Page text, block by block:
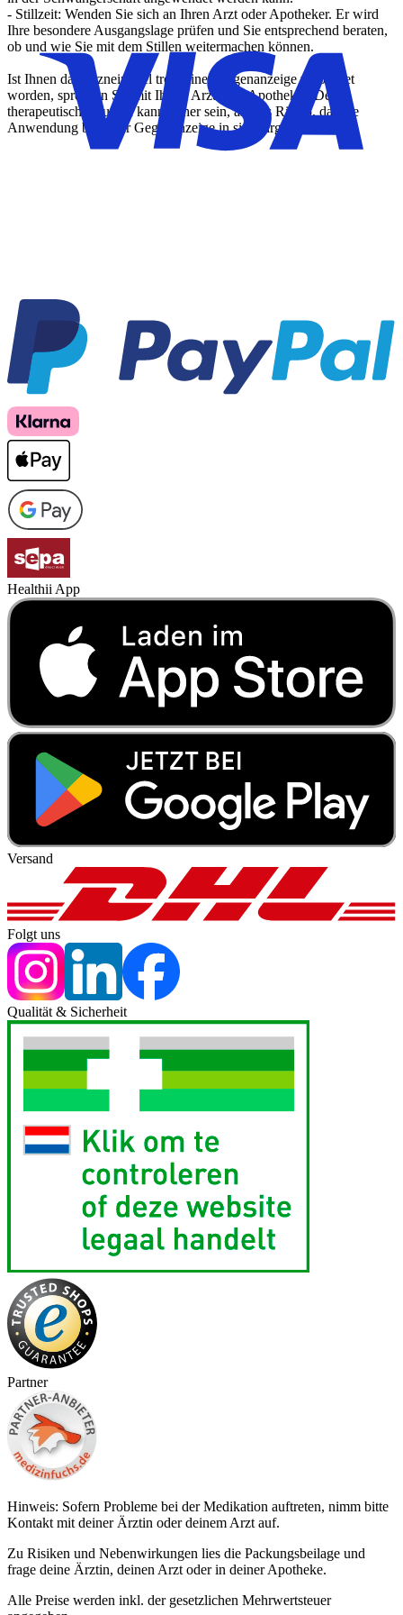
- Stillzeit: Wenden Sie sich an Ihren Arzt oder Apotheker. Er wird
Ihre besondere Ausgangslage prüfen und Sie entsprechend beraten,
ob und wie Sie mit dem Stillen weitermachen können.
Ist Ihnen das Arzneimittel trotz einer Gegenanzeige verordnet
worden, sprechen Sie mit Ihrem Arzt oder Apotheker. Der
therapeutische Nutzen kann höher sein, als das Risiko, das die
Anwendung bei einer Gegenanzeige in sich birgt.
Healthii App
Versand
Folgt uns
Qualität & Sicherheit
Partner
Hinweis: Sofern Probleme bei der Medikation auftreten, nimm bitte
Kontakt mit deiner Ärztin oder deinem Arzt auf.
Zu Risiken und Nebenwirkungen lies die Packungsbeilage und
frage deine Ärztin, deinen Arzt oder in deiner Apotheke.
Alle Preise werden inkl. der gesetzlichen Mehrwertsteuer